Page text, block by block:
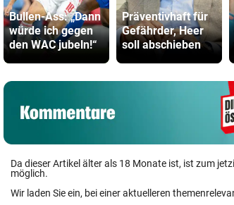
Bullen-Ass: „Dann
würde ich gegen
den WAC jubeln!“
Präventivhaft für
Gefährder, Heer
soll abschieben
Da dieser Artikel älter als 18 Monate ist, ist zum
möglich.
Wir laden Sie ein, bei einer aktuelleren